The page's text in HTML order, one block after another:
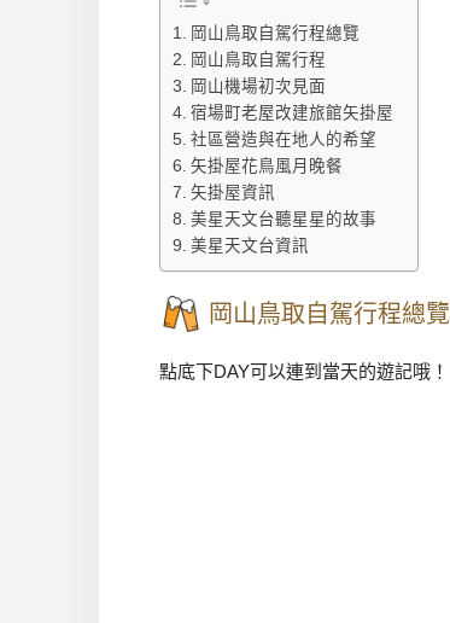
岡山鳥取自駕行程總覽
岡山鳥取自駕行程
岡山機場初次見面
宿場町老屋改建旅館矢掛屋
社區營造與在地人的希望
矢掛屋花鳥風月晚餐
矢掛屋資訊
美星天文台聽星星的故事
美星天文台資訊
岡山鳥取自駕行程總覽
點底下DAY可以連到當天的遊記哦！